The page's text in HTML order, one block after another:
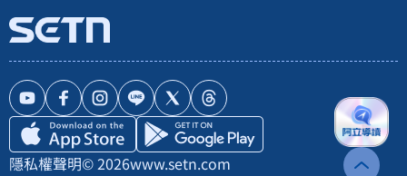
隱私權聲明© 2026www.setn.com